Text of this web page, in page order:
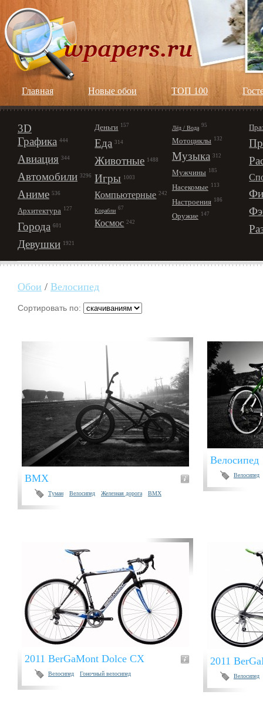
Главная Новые обои ТОП 100
3D
Графика 444
Авиация 344
Автомобили 3296
Аниме 536
Архитектура 127
Города 601
Девушки 1921
Деньги 157
Еда 314
Животные 1488
Игры 1003
Компьютерные 242
Корабли 67
Космос 242
Лёд / Вода 95
Мотоциклы 132
Музыка 312
Мужчины 185
Насекомые 113
Настроения 186
Оружие 147
Обои / Велосипед
Сортировать по:
BMX
Туман Велосипед Железная дорога BMX
Велосипед
Велосипед
2011 BerGaMont Dolce CX
Велосипед Гоночный велосипед
2011
Велосипед